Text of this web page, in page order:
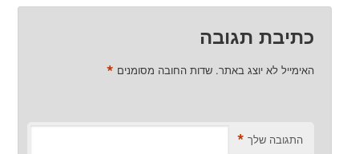
כתיבת תגובה
האימייל לא יוצג באתר. שדות החובה מסומנים *
התגובה שלך *